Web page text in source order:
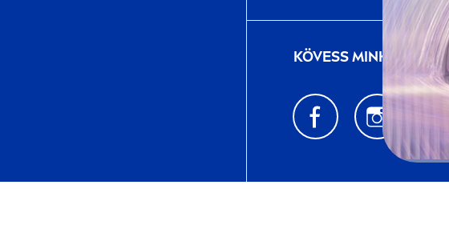
KÖVESS MINKET